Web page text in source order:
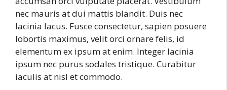
nec mauris at dui mattis blandit. Duis nec
lacinia lacus. Fusce consectetur, sapien posuere
lobortis maximus, velit orci ornare felis, id
elementum ex ipsum at enim. Integer lacinia
ipsum nec purus sodales tristique. Curabitur
iaculis at nisl et commodo.